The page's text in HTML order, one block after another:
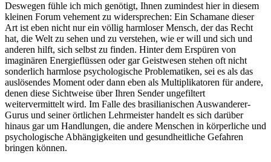
Deswegen fühle ich mich genötigt, Ihnen zumindest hier in diesem
kleinen Forum vehement zu widersprechen: Ein Schamane dieser
Art ist eben nicht nur ein völlig harmloser Mensch, der das Recht
hat, die Welt zu sehen und zu verstehen, wie er will und sich und
anderen hilft, sich selbst zu finden. Hinter dem Erspüren von
imaginären Energieflüssen oder gar Geistwesen stehen oft nicht
sonderlich harmlose psychologische Problematiken, sei es als das
auslösendes Moment oder dann eben als Multiplikatoren für andere,
denen diese Sichtweise über Ihren Sender ungefiltert
weitervermittelt wird. Im Falle des brasilianischen Auswanderer-
Gurus und seiner örtlichen Lehrmeister handelt es sich darüber
hinaus gar um Handlungen, die andere Menschen in körperliche und
psychologische Abhängigkeiten und gesundheitliche Gefahren
bringen können.